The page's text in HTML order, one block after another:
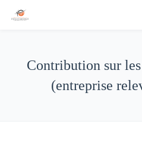
Contribution sur
(entreprise